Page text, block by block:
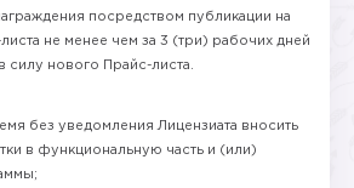
посредством публикации на
не менее чем за 3 (три) рабочих дней
силу нового Прайс-листа.
без уведомления Лицензиата вносить
в функциональную часть и (или)